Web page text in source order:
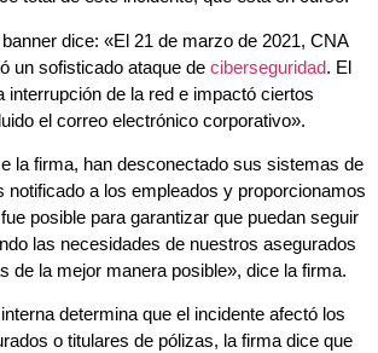
dice: «El 21 de marzo de 2021, CNA
un sofisticado ataque de ciberseguridad. El
interrupción de la red e impactó ciertos
el correo electrónico corporativo».
la firma, han desconectado sus sistemas de
notificado a los empleados y proporcionamos
posible para garantizar que puedan seguir
las necesidades de nuestros asegurados
de la mejor manera posible», dice la firma.
determina que el incidente afectó los
o titulares de pólizas, la firma dice que